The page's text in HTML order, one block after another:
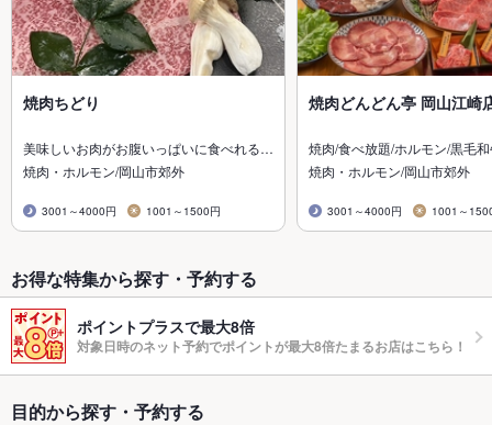
焼肉ちどり
美味しいお肉がお腹いっぱいに食べれる…
焼肉・ホルモン/岡山市郊外
3001～4000円 1001～1500円
焼肉どんどん亭 岡山江崎
焼肉/食べ放題/ホルモン/黒毛
焼肉・ホルモン/岡山市郊外
3001～4000円 1001～
お得な特集から探す・予約する
ポイントプラスで最大8倍
対象日時のネット予約でポイントが最大8倍たまるお店はこちら！
目的から探す・予約する